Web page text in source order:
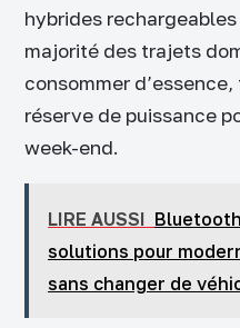
hybrides
majorité des trajets
consommer
réserve de puissance
week-end.
LIRE AUSSI
solutions pour
sans changer de